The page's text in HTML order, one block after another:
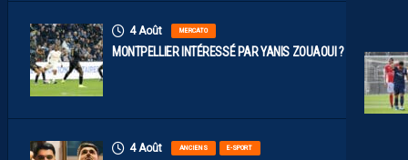
4 Août MERCATO
MONTPELLIER INTÉRESSÉ PAR YANIS ZOUAOUI ?
4 Août ANCIENS E-SPORT